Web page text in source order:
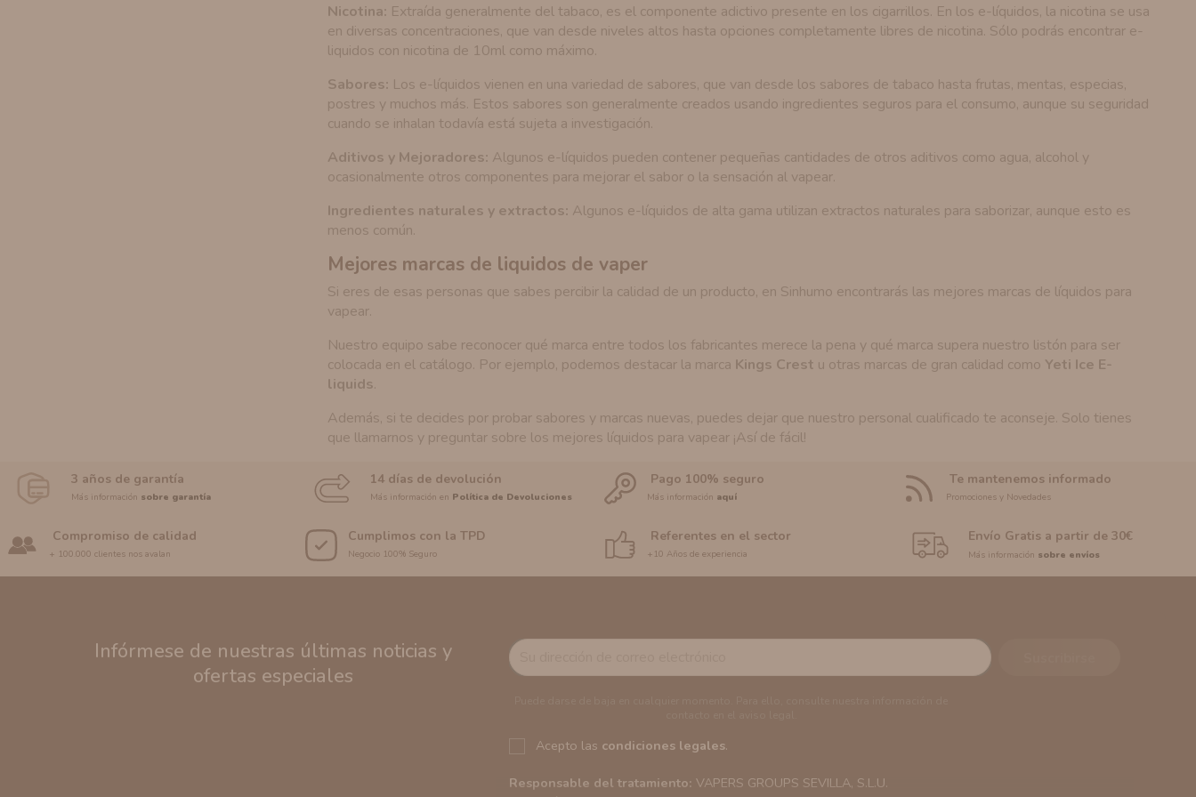
Nicotina: Extraída generalmente del tabaco, es el componente adictivo presente en los cigarrillos. En los e-líquidos, la nicotina se usa
en diversas concentraciones, que van desde niveles altos hasta opciones completamente libres de nicotina. Sólo podrás encontrar e-
liquidos con nicotina de 10ml como máximo.
Sabores: Los e-líquidos vienen en una variedad de sabores, que van desde los sabores de tabaco hasta frutas, mentas, especias,
postres y muchos más. Estos sabores son generalmente creados usando ingredientes seguros para el consumo, aunque su seguridad
cuando se inhalan todavía está sujeta a investigación.
Aditivos y Mejoradores: Algunos e-líquidos pueden contener pequeñas cantidades de otros aditivos como agua, alcohol y
ocasionalmente otros componentes para mejorar el sabor o la sensación al vapear.
Ingredientes naturales y extractos: Algunos e-líquidos de alta gama utilizan extractos naturales para saborizar, aunque esto es
menos común.
Mejores marcas de liquidos de vaper
Si eres de esas personas que sabes percibir la calidad de un producto, en Sinhumo encontrarás las mejores marcas de líquidos para
vapear.
Nuestro equipo sabe reconocer qué marca entre todos los fabricantes merece la pena y qué marca supera nuestro listón para ser
colocada en el catálogo. Por ejemplo, podemos destacar la marca Kings Crest u otras marcas de gran calidad como Yeti Ice E-
liquids.
Además, si te decides por probar sabores y marcas nuevas, puedes dejar que nuestro personal cualificado te aconseje. Solo tienes
que llamarnos y preguntar sobre los mejores líquidos para vapear ¡Así de fácil!
3 años de garantía
Más información sobre garantía
14 días de devolución
Más información en Política de Devoluciones
Pago 100% seguro
Más información aquí
Te mantenemos informado
Promociones y Novedades
Compromiso de calidad
+ 100.000 clientes nos avalan
Cumplimos con la TPD
Negocio 100% Seguro
Referentes en el sector
+10 Años de experiencia
Envío Gratis a partir de 30€
Más información sobre envíos
Infórmese de nuestras últimas noticias y
ofertas especiales
Acepto las condiciones legales.
Responsable del tratamiento: VAPERS GROUPS SEVILLA, S.L.U.